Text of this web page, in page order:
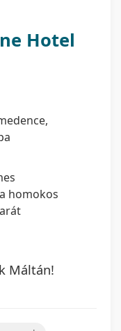
Hotel
homokos
Máltán!